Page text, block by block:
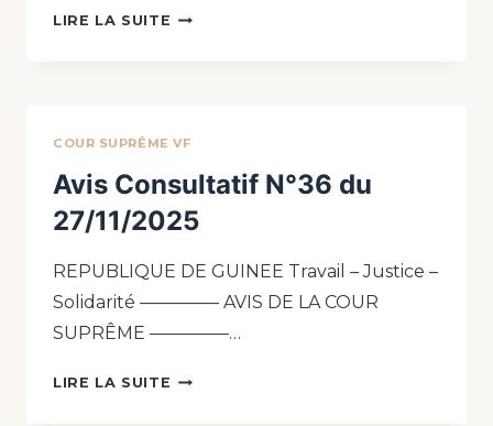
LIRE LA SUITE
COUR SUPRÊME VF
Avis Consultatif N°36 du
27/11/2025
REPUBLIQUE DE GUINEE Travail – Justice –
Solidarité ————– AVIS DE LA COUR
SUPRÊME ————–…
LIRE LA SUITE